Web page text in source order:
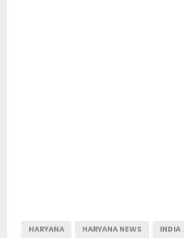
HARYANA HARYANA NEWS INDIA